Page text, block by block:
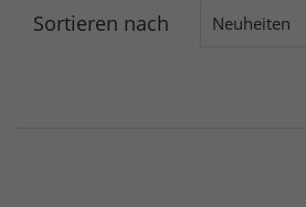
Sortieren nach Neuheiten